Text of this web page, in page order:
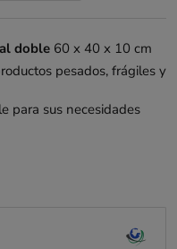
doble60 x 40 x 10 cm
pesados, frágiles y
para sus necesidades